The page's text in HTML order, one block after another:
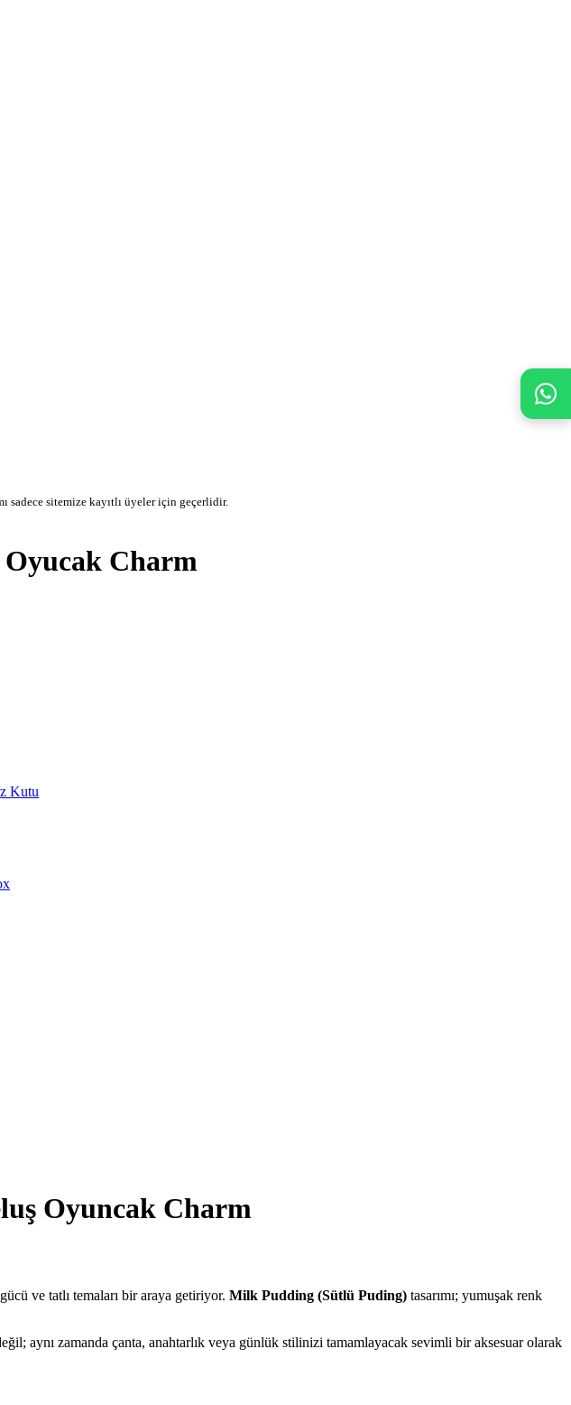
sadece sitemize kayıtlı üyeler için geçerlidir.
Charm
Oyuncak Charm
ve tatlı temaları bir araya getiriyor. Milk Pudding (Sütlü Puding) tasarımı; yumuşak renk
aynı zamanda çanta, anahtarlık veya günlük stilinizi tamamlayacak sevimli bir aksesuar olarak